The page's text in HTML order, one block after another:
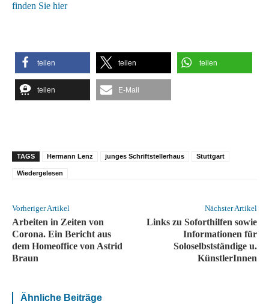
finden Sie hier
teilen teilen teilen
teilen E-Mail
TAGS Hermann Lenz junges Schriftstellerhaus Stuttgart
Wiedergelesen
Vorheriger Artikel
Arbeiten in Zeiten von
Corona. Ein Bericht aus
dem Homeoffice von Astrid
Braun
Nächster Artikel
Links zu Soforthilfen sowie
Informationen für
Soloselbstständige u.
KünstlerInnen
Ähnliche Beiträge